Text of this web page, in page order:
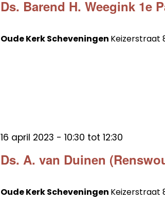
Ds. Barend H. Weegink 1e
Oude Kerk Scheveningen Keizerstraat
Ds. A. van Duinen
16 april 2023 - 10:30 tot 12:30
Oude Kerk Scheveningen Keizerstraat